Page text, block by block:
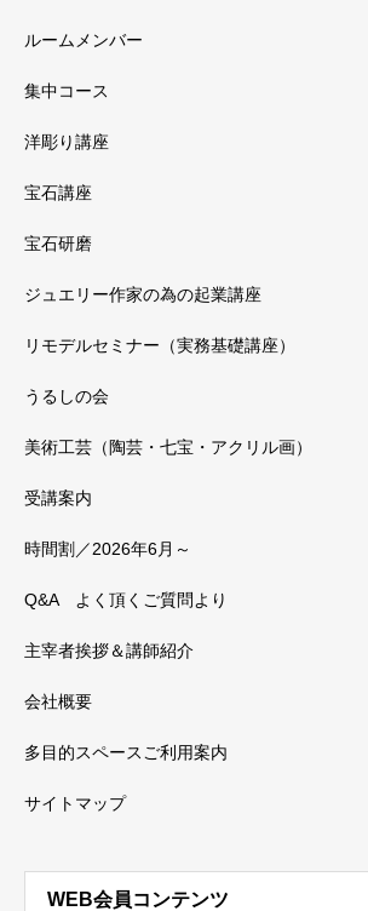
ルームメンバー
集中コース
洋彫り講座
宝石講座
宝石研磨
ジュエリー作家の為の起業講座
リモデルセミナー（実務基礎講座）
うるしの会
美術工芸（陶芸・七宝・アクリル画）
受講案内
時間割／2026年6月～
Q&A よく頂くご質問より
主宰者挨拶＆講師紹介
会社概要
多目的スペースご利用案内
サイトマップ
WEB会員コンテンツ